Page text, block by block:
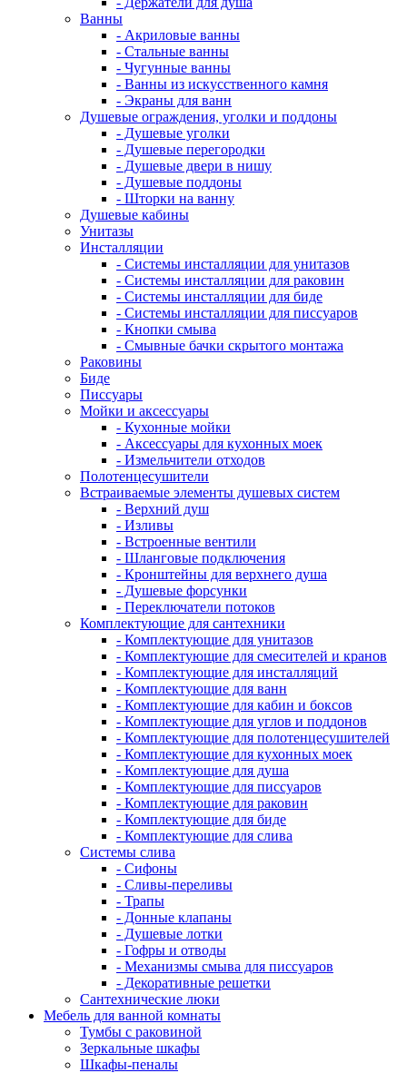
Ванны
- Акриловые ванны
- Стальные ванны
- Чугунные ванны
- Ванны из искусственного камня
- Экраны для ванн
Душевые ограждения, уголки и поддоны
- Душевые уголки
- Душевые перегородки
- Душевые двери в нишу
- Душевые поддоны
- Шторки на ванну
Душевые кабины
Унитазы
Инсталляции
- Системы инсталляции для унитазов
- Системы инсталляции для раковин
- Системы инсталляции для биде
- Системы инсталляции для писсуаров
- Кнопки смыва
- Смывные бачки скрытого монтажа
Раковины
Биде
Писсуары
Мойки и аксессуары
- Кухонные мойки
- Аксессуары для кухонных моек
- Измельчители отходов
Полотенцесушители
Встраиваемые элементы душевых систем
- Верхний душ
- Изливы
- Встроенные вентили
- Шланговые подключения
- Кронштейны для верхнего душа
- Душевые форсунки
- Переключатели потоков
Комплектующие для сантехники
- Комплектующие для унитазов
- Комплектующие для смесителей и кранов
- Комплектующие для инсталляций
- Комплектующие для ванн
- Комплектующие для кабин и боксов
- Комплектующие для углов и поддонов
- Комплектующие для полотенцесушителей
- Комплектующие для кухонных моек
- Комплектующие для душа
- Комплектующие для писсуаров
- Комплектующие для раковин
- Комплектующие для биде
- Комплектующие для слива
Системы слива
- Сифоны
- Сливы-переливы
- Трапы
- Донные клапаны
- Душевые лотки
- Гофры и отводы
- Механизмы смыва для писсуаров
- Декоративные решетки
Сантехнические люки
Мебель для ванной комнаты
Тумбы с раковиной
Зеркальные шкафы
Шкафы-пеналы